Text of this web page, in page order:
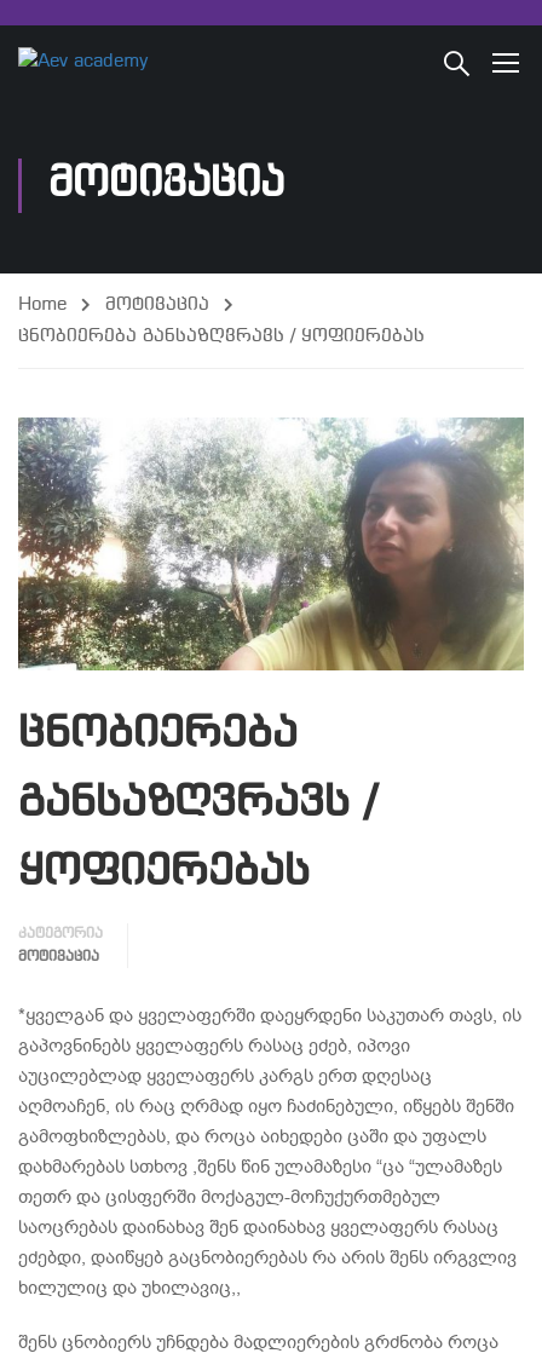
ᲛᲝᲢᲘᲕᲐᲪᲘᲐ
Home
მოტივაცია
ცნობიერება განსაზღვრავს / ყოფიერებას
ცნობიერება
განსაზღვრავს /
ყოფიერებას
კატეგორია
ᲛᲝᲢᲘᲕᲐᲪᲘᲐ
*ყველგან და ყველაფერში დაეყრდენი საკუთარ თავს, ის
გაპოვნინებს ყველაფერს რასაც ეძებ, იპოვი
აუცილებლად ყველაფერს კარგს ერთ დღესაც
აღმოაჩენ, ის რაც ღრმად იყო ჩაძინებული, იწყებს შენში
გამოფხიზლებას, და როცა აიხედები ცაში და უფალს
დახმარებას სთხოვ ,შენს წინ ულამაზესი “ცა “ულამაზეს
თეთრ და ცისფერში მოქაგულ-მოჩუქურთმებულ
საოცრებას დაინახავ შენ დაინახავ ყველაფერს რასაც
ეძებდი, დაიწყებ გაცნობიერებას რა არის შენს ირგვლივ
ხილულიც და უხილავიც,,
შენს ცნობიერს უჩნდება მადლიერების გრძნობა როცა